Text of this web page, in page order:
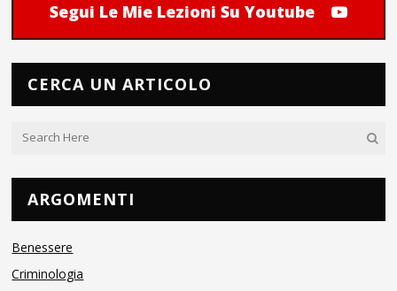
Segui Le Mie Lezioni Su Youtube
CERCA UN ARTICOLO
ARGOMENTI
Benessere
Criminologia